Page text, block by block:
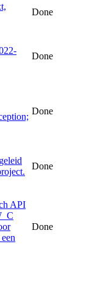
Done
Done
Done
Done
API
Done